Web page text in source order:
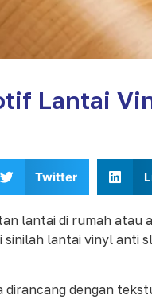
Lantai
Twitter
lantai di rumah
sinilah lantai vinyl anti
dirancang dengan